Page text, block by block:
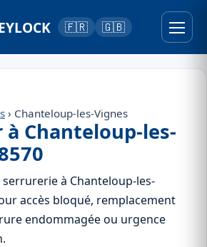
🇫🇷 🇬🇧
› Chanteloup-les-Vignes
Chanteloup-les-
à Chanteloup-les-
accès bloqué, remplacement
endommagée ou urgence